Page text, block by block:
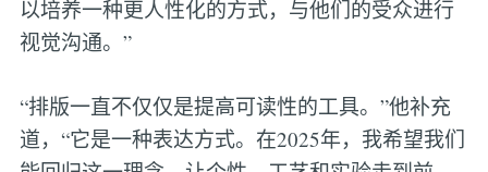
以培养一种更人性化的方式，与他们的受众进行
视觉沟通。”
“排版一直不仅仅是提高可读性的工具。”他补充
道，“它是一种表达方式。在2025年，我希望我们